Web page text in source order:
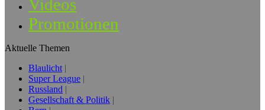
Videos
Promotionen
Aktuelle Themen
Blaulicht
Super League
Russland
Gesellschaft & Politik